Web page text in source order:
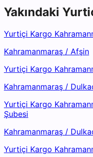
Yakındaki
Yurtiçi Kargo
Kahramanmaraş / Afşin
Yurtiçi Kargo
Kahramanmaraş /
Yurtiçi Kargo
Şubesi
Kahramanmaraş /
Yurtiçi Kargo